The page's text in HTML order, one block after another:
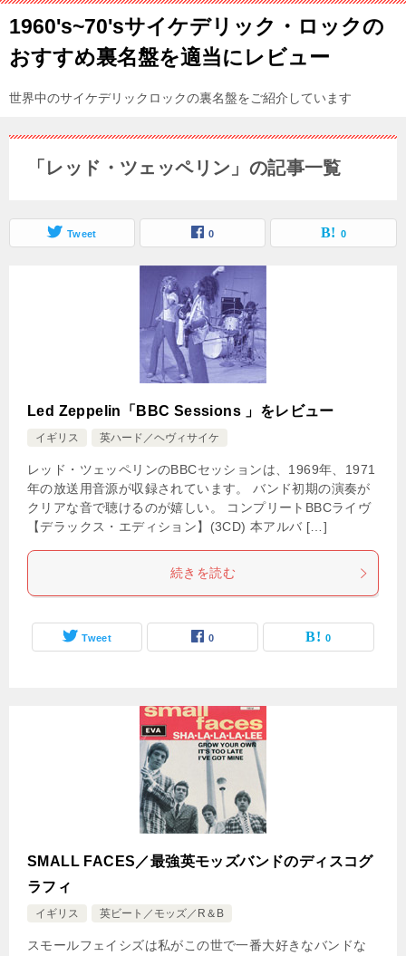
1960's~70'sサイケデリック・ロックの
おすすめ裏名盤を適当にレビュー
世界中のサイケデリックロックの裏名盤をご紹介しています
「レッド・ツェッペリン」の記事一覧
Tweet 0 0
Led Zeppelin「BBC Sessions 」をレビュー
イギリス 英ハード／ヘヴィサイケ
レッド・ツェッペリンのBBCセッションは、1969年、1971
年の放送用音源が収録されています。 バンド初期の演奏が
クリアな音で聴けるのが嬉しい。 コンプリートBBCライヴ
【デラックス・エディション】(3CD) 本アルバ […]
続きを読む
Tweet 0 0
SMALL FACES／最強英モッズバンドのディスコグ
ラフィ
イギリス 英ビート／モッズ／R＆B
スモールフェイシズは私がこの世で一番大好きなバンドな